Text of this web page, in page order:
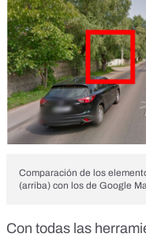
Comparación de los
(arriba) con los de Google
Con todas las